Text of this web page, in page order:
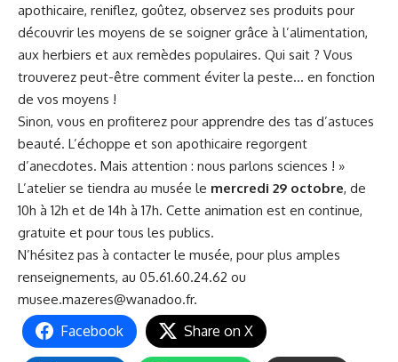
apothicaire, reniflez, goûtez, observez ses produits pour
découvrir les moyens de se soigner grâce à l’alimentation,
aux herbiers et aux remèdes populaires. Qui sait ? Vous
trouverez peut-être comment éviter la peste… en fonction
de vos moyens !
Sinon, vous en profiterez pour apprendre des tas d’astuces
beauté. L’échoppe et son apothicaire regorgent
d’anecdotes. Mais attention : nous parlons sciences ! »
L’atelier se tiendra au musée le mercredi 29 octobre, de
10h à 12h et de 14h à 17h. Cette animation est en continue,
gratuite et pour tous les publics.
N’hésitez pas à contacter le musée, pour plus amples
renseignements, au 05.61.60.24.62 ou
musee.mazeres@wanadoo.fr.
Facebook Share on X